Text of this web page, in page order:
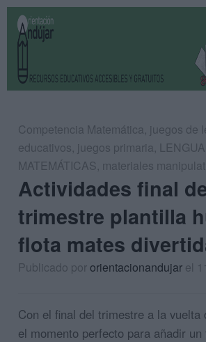
Competencia Matemática, juegos de
educativos, juegos primaria,
MATEMÁTICAS, materiales
Actividades final
trimestre plantilla
flota mates
Publicado pororientacionandujar el
Con el final del trimestre a la vuelta
el momento perfecto para añadir un